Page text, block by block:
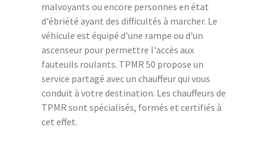
malvoyants ou encore personnes en état
d'ébriété ayant des difficultés à marcher. Le
véhicule est équipé d'une rampe ou d'un
ascenseur pour permettre l'accès aux
fauteuils roulants. TPMR 50 propose un
service partagé avec un chauffeur qui vous
conduit à votre destination. Les chauffeurs de
TPMR sont spécialisés, formés et certifiés à
cet effet.